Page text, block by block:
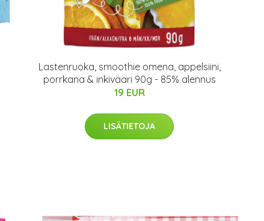
Lastenruoka, smoothie omena, appelsiini,
porrkana & inkivääri 90g - 85% alennus
19 EUR
LISÄTIETOJA